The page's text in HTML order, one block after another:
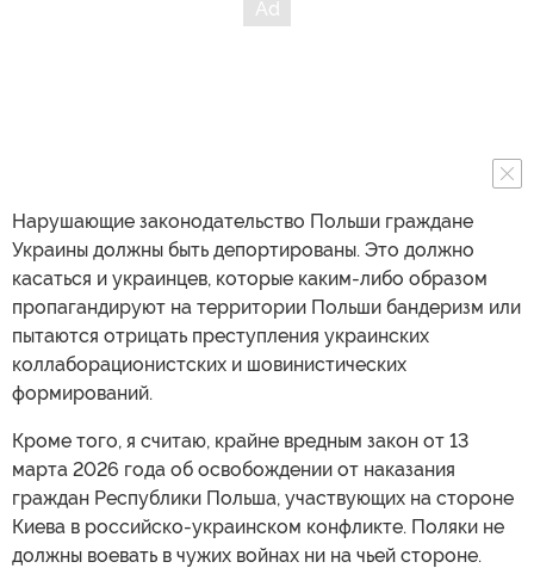
Нарушающие законодательство Польши граждане
Украины должны быть депортированы. Это должно
касаться и украинцев, которые каким-либо образом
пропагандируют на территории Польши бандеризм или
пытаются отрицать преступления украинских
коллаборационистских и шовинистических
формирований.
Кроме того, я считаю, крайне вредным закон от 13
марта 2026 года об освобождении от наказания
граждан Республики Польша, участвующих на стороне
Киева в российско-украинском конфликте. Поляки не
должны воевать в чужих войнах ни на чьей стороне.